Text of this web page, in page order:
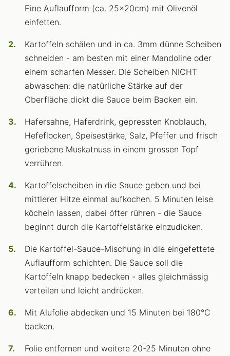
Eine Auflaufform (ca. 25x20cm) mit Olivenöl
einfetten.
Kartoffeln schälen und in ca. 3mm dünne Scheiben
schneiden - am besten mit einer Mandoline oder
einem scharfen Messer. Die Scheiben NICHT
abwaschen: die natürliche Stärke auf der
Oberfläche dickt die Sauce beim Backen ein.
Hafersahne, Haferdrink, gepressten Knoblauch,
Hefeflocken, Speisestärke, Salz, Pfeffer und frisch
geriebene Muskatnuss in einem grossen Topf
verrühren.
Kartoffelscheiben in die Sauce geben und bei
mittlerer Hitze einmal aufkochen. 5 Minuten leise
köcheln lassen, dabei öfter rühren - die Sauce
beginnt durch die Kartoffelstärke einzudicken.
Die Kartoffel-Sauce-Mischung in die eingefettete
Auflaufform schichten. Die Sauce soll die
Kartoffeln knapp bedecken - alles gleichmässig
verteilen und leicht andrücken.
Mit Alufolie abdecken und 15 Minuten bei 180°C
backen.
Folie entfernen und weitere 20-25 Minuten ohne